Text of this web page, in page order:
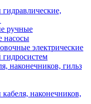
ручные
насосы
электрические
наконечников, гильз
наконечников,